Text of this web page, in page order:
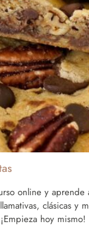
online y aprende
clásicas y
hoy mismo!